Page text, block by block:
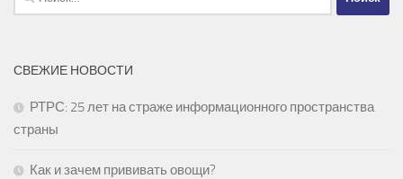
СВЕЖИЕ НОВОСТИ
РТРС: 25 лет на страже информационного пространства
страны
Как и зачем прививать овощи?